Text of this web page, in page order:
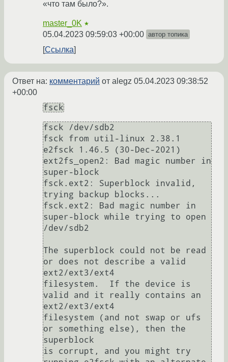
«что там было?».
master_0K ★
05.04.2023 09:59:03 +00:00 автор топика
Ссылка
Ответ на: комментарий от alegz 05.04.2023 09:38:52
+00:00
fsck
fsck /dev/sdb2
fsck from util-linux 2.38.1
e2fsck 1.46.5 (30-Dec-2021)
ext2fs_open2: Bad magic number in
super-block
fsck.ext2: Superblock invalid,
trying backup blocks...
fsck.ext2: Bad magic number in
super-block while trying to open
/dev/sdb2
The superblock could not be read
or does not describe a valid
ext2/ext3/ext4
filesystem.  If the device is
valid and it really contains an
ext2/ext3/ext4
filesystem (and not swap or ufs
or something else), then the
superblock
is corrupt, and you might try